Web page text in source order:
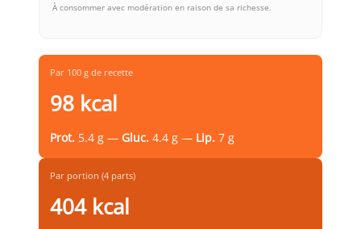
À consommer avec modération en raison de sa richesse.
Par 100 g de recette
98 kcal
Prot. 5.4 g — Gluc. 4.4 g — Lip. 7 g
Par portion (4 parts)
404 kcal